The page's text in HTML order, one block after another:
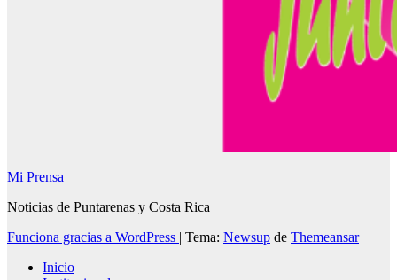
Mi Prensa
Noticias de Puntarenas y Costa Rica
Funciona gracias a WordPress | Tema: Newsup de Themeansar
Inicio